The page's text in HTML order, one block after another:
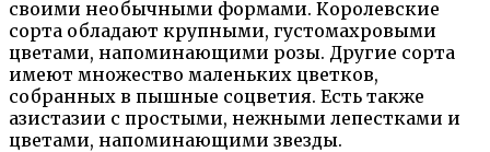
своими необычными формами. Королевские
сорта обладают крупными, густомахровыми
цветами, напоминающими розы. Другие сорта
имеют множество маленьких цветков,
собранных в пышные соцветия. Есть также
азистазии с простыми, нежными лепестками и
цветами, напоминающими звезды.